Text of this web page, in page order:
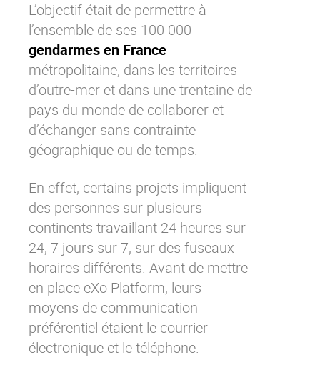
L’objectif était de permettre à
l’ensemble de ses 100 000
gendarmes en France
métropolitaine, dans les territoires
d’outre-mer et dans une trentaine de
pays du monde de collaborer et
d’échanger sans contrainte
géographique ou de temps.
En effet, certains projets impliquent
des personnes sur plusieurs
continents travaillant 24 heures sur
24, 7 jours sur 7, sur des fuseaux
horaires différents. Avant de mettre
en place eXo Platform, leurs
moyens de communication
préférentiel étaient le courrier
électronique et le téléphone.